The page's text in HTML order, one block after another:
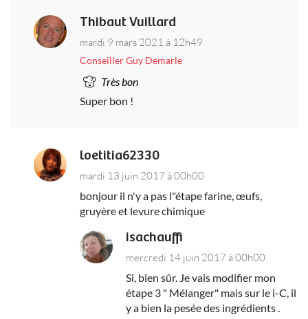
Thibaut Vuillard
mardi 9 mars 2021 à 12h49
Conseiller Guy Demarle
Très bon
Super bon !
loetitia62330
mardi 13 juin 2017 à 00h00
bonjour il n'y a pas l"étape farine, œufs,
gruyère et levure chimique
isachauffi
mercredi 14 juin 2017 à 00h00
Si, bien sûr. Je vais modifier mon
étape 3 " Mélanger" mais sur le i-C, il
y a bien la pesée des ingrédients .